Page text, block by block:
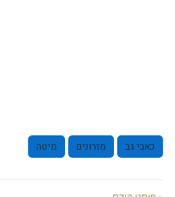
כאבי גב מזרונים מיטה